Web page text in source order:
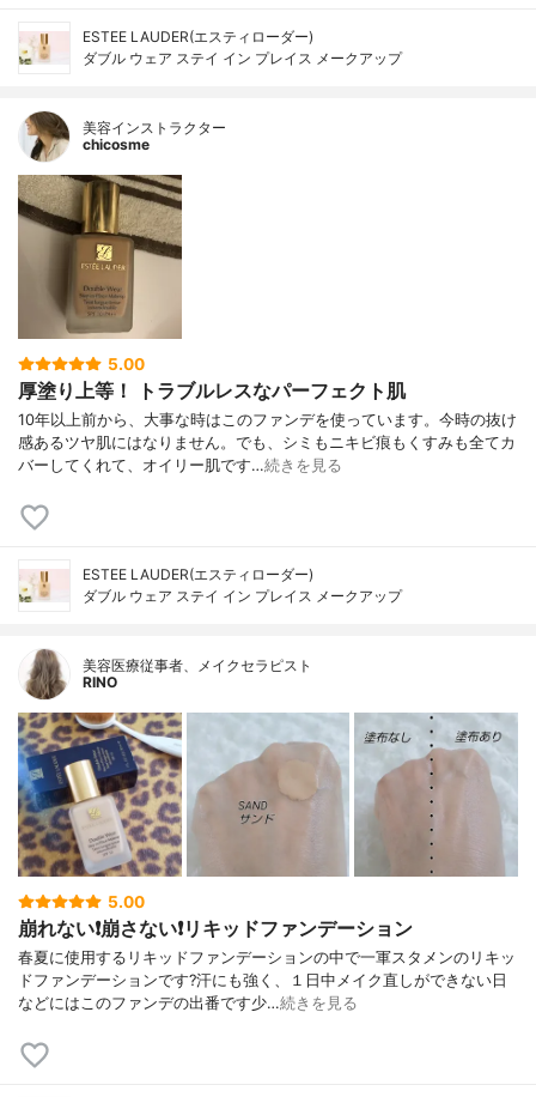
ESTEE LAUDER(エスティローダー)
ダブル ウェア ステイ イン プレイス メークアップ
美容インストラクター
chicosme
5.00
厚塗り上等！ トラブルレスなパーフェクト肌
10年以上前から、大事な時はこのファンデを使っています。今時の抜け
感あるツヤ肌にはなりません。でも、シミもニキビ痕もくすみも全てカ
バーしてくれて、オイリー肌です…続きを見る
ESTEE LAUDER(エスティローダー)
ダブル ウェア ステイ イン プレイス メークアップ
美容医療従事者、メイクセラピスト
RINO
5.00
崩れない❗️崩さない❗️リキッドファンデーション
春夏に使用するリキッドファンデーションの中で一軍スタメンのリキッ
ドファンデーションです?汗にも強く、１日中メイク直しができない日
などにはこのファンデの出番です少…続きを見る